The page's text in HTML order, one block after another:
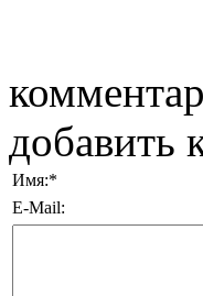
добавить
Имя:*
E-Mail: